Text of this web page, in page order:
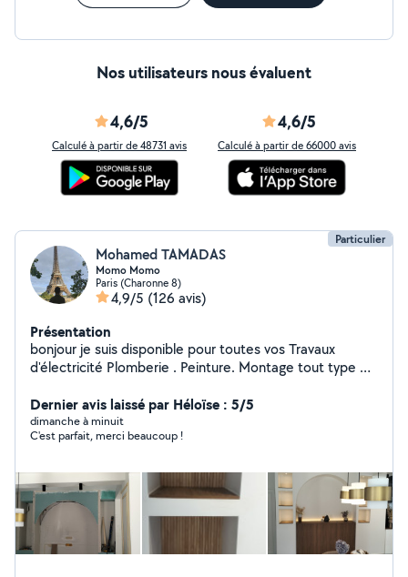
Nos utilisateurs nous évaluent
4,6/5
Calculé à partir de 48731 avis
4,6/5
Calculé à partir de 66000 avis
Particulier
Mohamed TAMADAS
Momo Momo
Paris (Charonne 8)
4,9/5 (126 avis)
Présentation
bonjour je suis disponible pour toutes vos Travaux
d'électricité Plomberie . Peinture. Montage tout type de
dynamique
Dernier avis laissé par Héloïse : 5/5
dimanche à minuit
C'est parfait, merci beaucoup !